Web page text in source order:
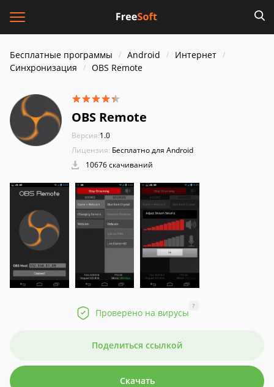
Бесплатные программы Android
Интернет
Синхронизация
OBS Remote
OBS Remote
Версия:1.0
Лицензия: Бесплатно для Android
10676 скачиваний
Проверено на вирусы
?
Поделиться ссылкой
Скачать